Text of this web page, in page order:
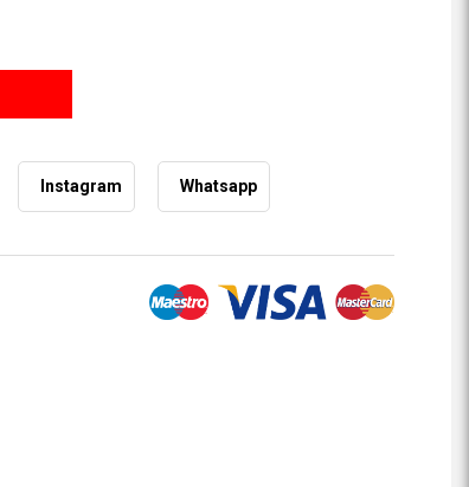
Instagram Whatsapp